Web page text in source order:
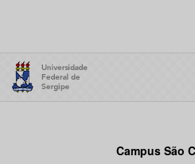
Campus São